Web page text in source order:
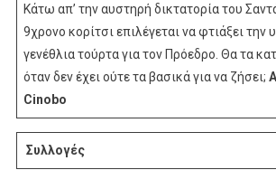
Κάτω απ’ την αυστηρή δικτατορία του
9χρονο κορίτσι επιλέγεται να φτιάξει την
γενέθλια τούρτα για τον Πρόεδρο. Θα τα
όταν δεν έχει ούτε τα βασικά για να ζήσει;
Cinobo
Συλλογές